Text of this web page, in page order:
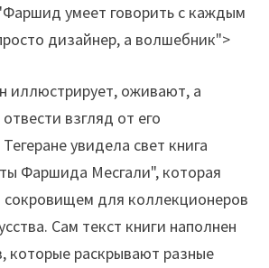
умеет говорить с каждым
дизайнер, а волшебник">
иллюстрирует, оживают, а
взгляд от его
увидела свет книга
Фаршида Месгали", которая
для коллекционеров
Сам текст книги наполнен
которые раскрывают разные